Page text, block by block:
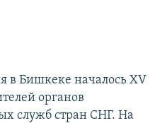
в Бишкеке началось XV
органов
служб стран СНГ. На